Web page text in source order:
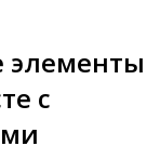
элементы
с